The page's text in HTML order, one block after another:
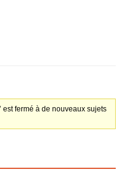
est fermé à de nouveaux sujets